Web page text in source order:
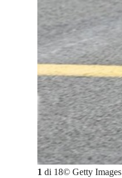
1 di 18© Getty Images